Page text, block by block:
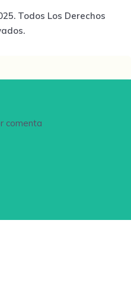
Todos Los Derechos
comenta